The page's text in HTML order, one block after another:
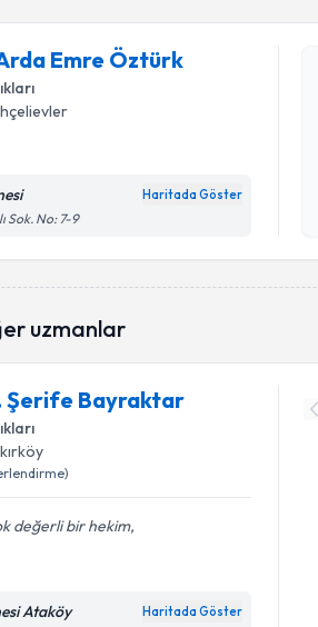
Emre Öztürk
Haritada Göster
Sok. No: 7-9
uzmanlar
Şerife Bayraktar
değerli bir hekim,
Ataköy Haritada Göster